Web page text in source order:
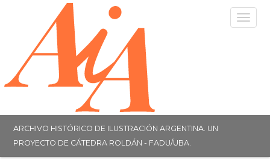
ARCHIVO HISTÓRICO DE ILUSTRACIÓN ARGENTINA. UN
PROYECTO DE CÁTEDRA ROLDÁN - FADU/UBA.